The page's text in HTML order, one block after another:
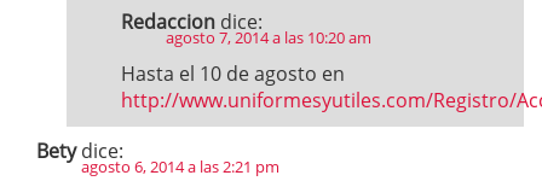
Redaccion dice:
agosto 7, 2014 a las 10:20 am
Hasta el 10 de agosto en
http://www.uniformesyutiles.com/Registro/
Bety dice:
agosto 6, 2014 a las 2:21 pm